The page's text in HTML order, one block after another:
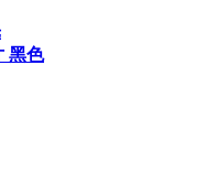
黑色